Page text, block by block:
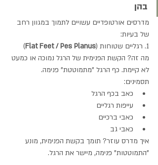
בהן
מדרסים אורטופדיים עשויים לתמוך במגוון רחב
של בעיות:
1. רגליים שטוחות (
Flat Feet / Pes Planus
)
מה זה? הקשת הפנימית של הרגל נמוכה או כמעט
לא קיימת. כף הרגל "מתמוטטת" פנימה.
תסמינים:
כאב בכף הרגל
עייפות רגליים
כאבי ברכיים
כאבי גב
איך מדרס עוזר? תומך בקשת הפנימית, מונע
"התמוטטות" פנימה, מיישר את הרגל.